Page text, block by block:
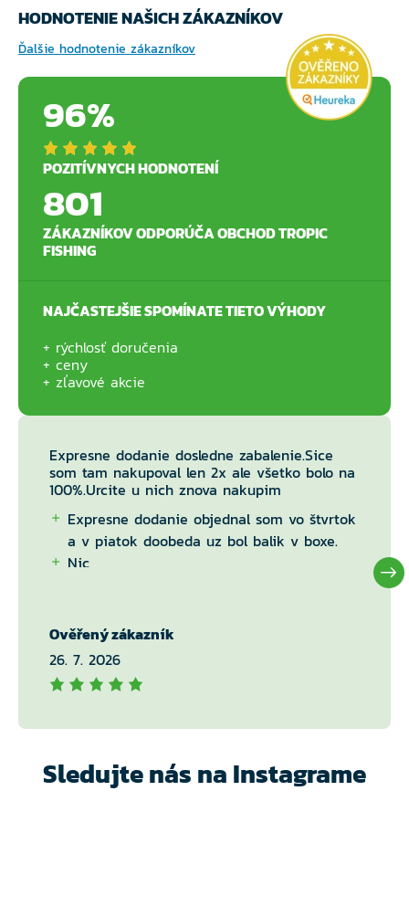
HODNOTENIE NAŠICH ZÁKAZNÍKOV
Ďalšie hodnotenie zákazníkov
96%
POZITÍVNYCH HODNOTENÍ
801
ZÁKAZNÍKOV ODPORÚČA OBCHOD TROPIC
FISHING
NAJČASTEJŠIE SPOMÍNATE TIETO VÝHODY
rýchlosť doručenia
ceny
zľavové akcie
Expresne dodanie dosledne zabalenie.Sice
som tam nakupoval len 2x ale všetko bolo na
100%.Urcite u nich znova nakupim
Expresne dodanie objednal som vo štvrtok
a v piatok doobeda uz bol balik v boxe.
Nic
Ověřený zákazník
26. 7. 2026
Sledujte nás na Instagrame